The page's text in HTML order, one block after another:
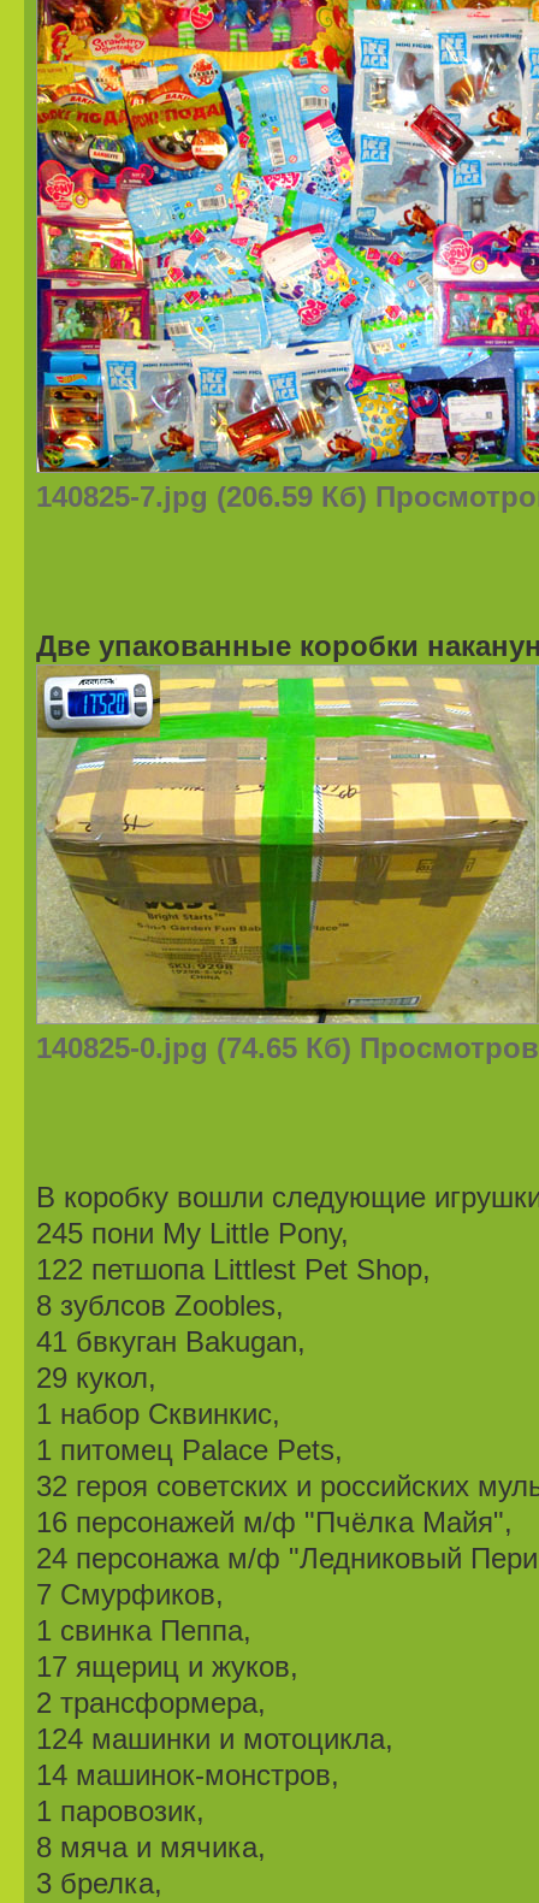
140825-7.jpg (206.59 Кб)
Две упакованные коробки
140825-0.jpg (74.65 Кб)
В коробку вошли следующие
245 пони My Little Pony,
122 петшопа Littlest Pet Shop,
8 зублсов Zoobles,
41 бвкуган Bakugan,
29 кукол,
1 набор Сквинкис,
1 питомец Palace Pets,
32 героя советских и российских
16 персонажей м/ф "Пчёлка Майя",
24 персонажа м/ф "Ледниковый
7 Смурфиков,
1 свинка Пеппа,
17 ящериц и жуков,
2 трансформера,
124 машинки и мотоцикла,
14 машинок-монстров,
1 паровозик,
8 мяча и мячика,
3 брелка,